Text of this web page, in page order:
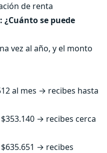
de renta
¿Cuánto se puede
vez al año, y el monto
al mes → recibes hasta
→ recibes cerca
→ recibes